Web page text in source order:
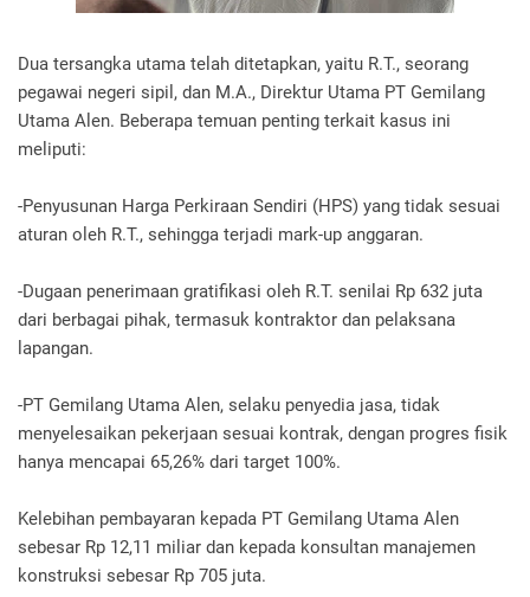
Dua tersangka utama telah ditetapkan, yaitu R.T., seorang
pegawai negeri sipil, dan M.A., Direktur Utama PT Gemilang
Utama Alen. Beberapa temuan penting terkait kasus ini
meliputi:
-Penyusunan Harga Perkiraan Sendiri (HPS) yang tidak sesuai
aturan oleh R.T., sehingga terjadi mark-up anggaran.
-Dugaan penerimaan gratifikasi oleh R.T. senilai Rp 632 juta
dari berbagai pihak, termasuk kontraktor dan pelaksana
lapangan.
-PT Gemilang Utama Alen, selaku penyedia jasa, tidak
menyelesaikan pekerjaan sesuai kontrak, dengan progres fisik
hanya mencapai 65,26% dari target 100%.
Kelebihan pembayaran kepada PT Gemilang Utama Alen
sebesar Rp 12,11 miliar dan kepada konsultan manajemen
konstruksi sebesar Rp 705 juta.